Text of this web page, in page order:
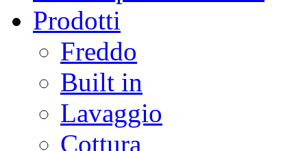
Prodotti
Freddo
Built in
Lavaggio
Cottura